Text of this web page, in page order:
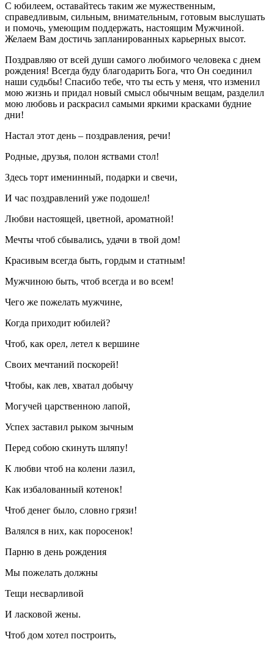
С юбилеем, оставайтесь таким же мужественным,
справедливым, сильным, внимательным, готовым выслушать
и помочь, умеющим поддержать, настоящим Мужчиной.
Желаем Вам достичь запланированных карьерных высот.
Поздравляю от всей души самого любимого человека с днем
рождения! Всегда буду благодарить Бога, что Он соединил
наши судьбы! Спасибо тебе, что ты есть у меня, что изменил
мою жизнь и придал новый смысл обычным вещам, разделил
мою любовь и раскрасил самыми яркими красками будние
дни!
Настал этот день – поздравления, речи!
Родные, друзья, полон яствами стол!
Здесь торт именинный, подарки и свечи,
И час поздравлений уже подошел!
Любви настоящей, цветной, ароматной!
Мечты чтоб сбывались, удачи в твой дом!
Красивым всегда быть, гордым и статным!
Мужчиною быть, чтоб всегда и во всем!
Чего же пожелать мужчине,
Когда приходит юбилей?
Чтоб, как орел, летел к вершине
Своих мечтаний поскорей!
Чтобы, как лев, хватал добычу
Могучей царственною лапой,
Успех заставил рыком зычным
Перед собою скинуть шляпу!
К любви чтоб на колени лазил,
Как избалованный котенок!
Чтоб денег было, словно грязи!
Валялся в них, как поросенок!
Парню в день рождения
Мы пожелать должны
Тещи несварливой
И ласковой жены.
Чтоб дом хотел построить,